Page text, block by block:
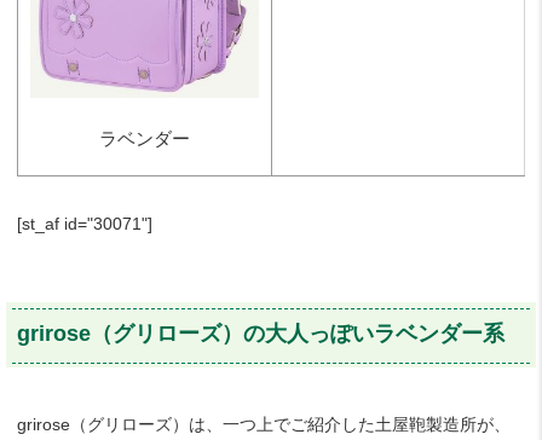
ラベンダー
[st_af id="30071"]
grirose（グリローズ）の大人っぽいラベンダー系
grirose（グリローズ）は、一つ上でご紹介した土屋鞄製造所が、